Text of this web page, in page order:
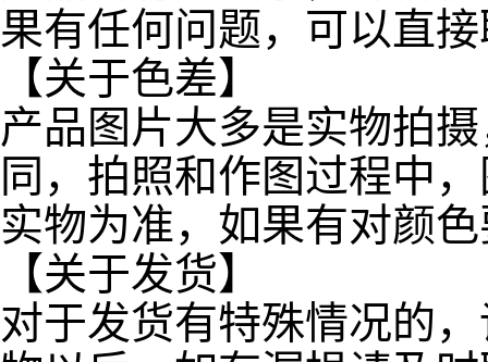
果有任何问题，可以直
【关于色差】
产品图片大多是实物拍
同，拍照和作图过程中
实物为准，如果有对颜
【关于发货】
对于发货有特殊情况的